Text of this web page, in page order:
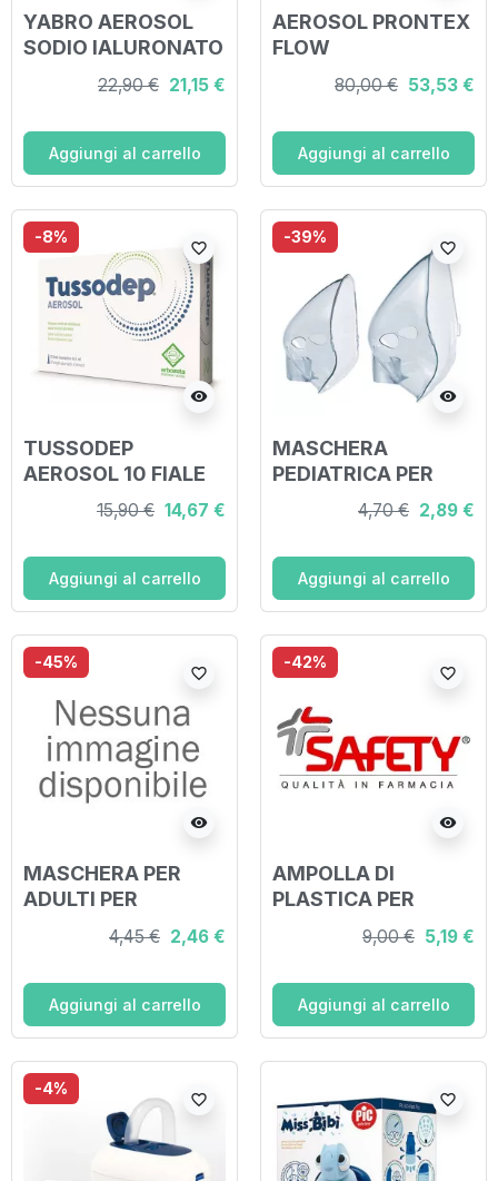
YABRO AEROSOL
SODIO IALURONATO
0,18% SOLUZIONE
DA NEBULIZZARE 10
22,90 € 21,15 €
Aggiungi al carrello
AEROSOL PRONTEX
FLOW
80,00 € 53,53 €
Aggiungi al carrello
-8%
visibility
favorite_border
TUSSODEP
AEROSOL 10 FIALE
DA 3 ML
15,90 € 14,67 €
Aggiungi al carrello
-39%
visibility
favorite_border
MASCHERA
PEDIATRICA PER
AEROSOL PRONTEX
4,70 € 2,89 €
Aggiungi al carrello
-45%
visibility
favorite_border
MASCHERA PER
ADULTI PER
AEROSOL PRONTEX
4,45 € 2,46 €
Aggiungi al carrello
-42%
visibility
favorite_border
AMPOLLA DI
PLASTICA PER
AEROSOL PRONTEX
9,00 € 5,19 €
Aggiungi al carrello
-4%
favorite_border favorite_border